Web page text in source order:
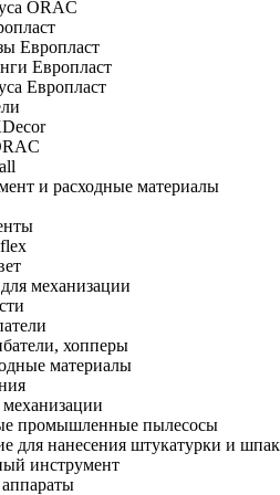
ORAC
Европласт
Европласт
Европласт
и расходные материалы
механизации
хопперы
материалы
промышленные пылесосы
для нанесения штукатурки и
инструмент